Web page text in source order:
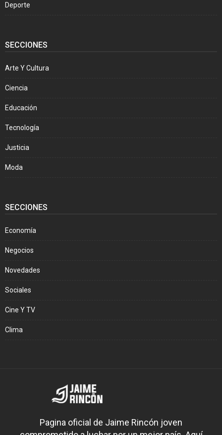
Deporte
SECCIONES
Arte Y Cultura
Ciencia
Educación
Tecnología
Justicia
Moda
SECCIONES
Economía
Negocios
Novedades
Sociales
Cine Y TV
Clima
Pagina oficial de Jaime Rincón joven